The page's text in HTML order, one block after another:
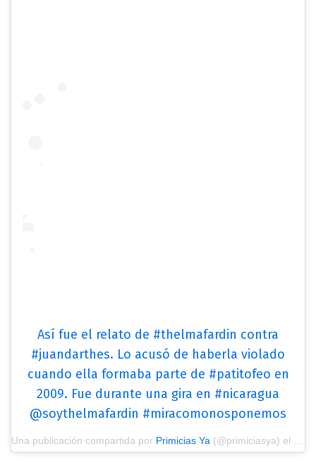
Así fue el relato de #thelmafardin contra
#juandarthes. Lo acusó de haberla violado
cuando ella formaba parte de #patitofeo en
2009. Fue durante una gira en #nicaragua
@soythelmafardin #miracomonosponemos
Una publicación compartida por Primicias Ya (@primiciasya) el